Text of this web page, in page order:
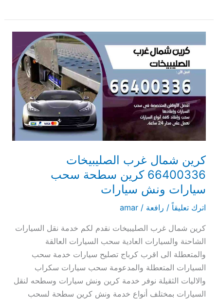
كرين شمال غرب الصليبيخات
66400336 كرين سطحة سحب
سيارات ونش سيارات
اترك تعليقاً / رافعة /
amar
كرين شمال غرب الصليبيخات نقدم لكم خدمة نقل السيارات
الشاحنة والسيارات العادية سحب السيارات العالقة
والمتعطلة الى اقرب كرباج تصليح سيارات خدمة سحب
السيارات المتعطلة والمدعومة سحب سيارات سكراب
والاليات الثقيلة نوفر خدمة كرين ونش سيارات وسطحه لنقل
السيارات بمختلف أنواع خدمة ونش كرين سطحة لسحب
شمال
الصليبيخات
66400336
كرين
سطحة
سحب
سيارات
ونش
سيارات